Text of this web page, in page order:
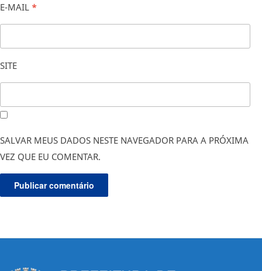
E-MAIL *
SITE
SALVAR MEUS DADOS NESTE NAVEGADOR PARA A PRÓXIMA
VEZ QUE EU COMENTAR.